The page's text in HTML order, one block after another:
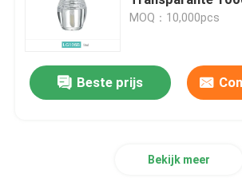
De Fles van het luxedruppelbuisje
cosmetische glazen fles
MOQ：10,000pcs
Beste prijs
Bekijk meer